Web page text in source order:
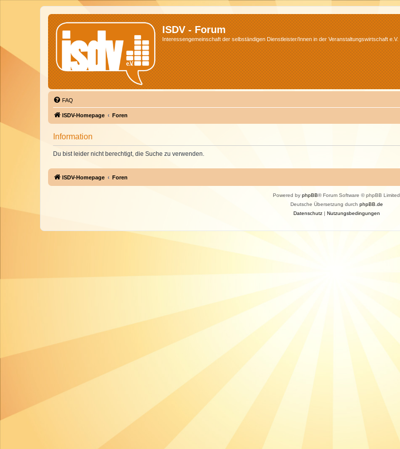
ISDV - Forum
Interessengemeinschaft der selbständigen Dienstleister/Innen in der Veranstaltungswirtschaft e.V.
FAQ
ISDV-Homepage Foren
Information
Du bist leider nicht berechtigt, die Suche zu verwenden.
ISDV-Homepage Foren
Powered by phpBB® Forum Software © phpBB Limited
Deutsche Übersetzung durch phpBB.de
Datenschutz| Nutzungsbedingungen